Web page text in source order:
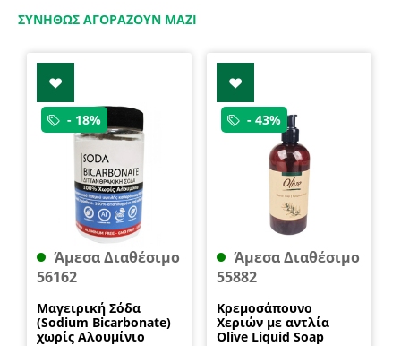
ΣΥΝΉΘΩΣ ΑΓΟΡΆΖΟΥΝ ΜΑΖΊ
- 18%
Άμεσα Διαθέσιμο
56162
Μαγειρική Σόδα
(Sodium Bicarbonate)
χωρίς Αλουμίνιο
- 43%
Άμεσα Διαθέσιμο
55882
Κρεμοσάπουνο
Χεριών με αντλία
Olive Liquid Soap